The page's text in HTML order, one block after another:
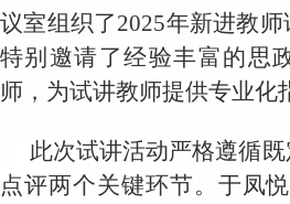
议室组织了2025年新进教
特别邀请了经验丰富的思
师，为试讲教师提供专业化
此次试讲活动严格遵循
点评两个关键环节。 于凤悦